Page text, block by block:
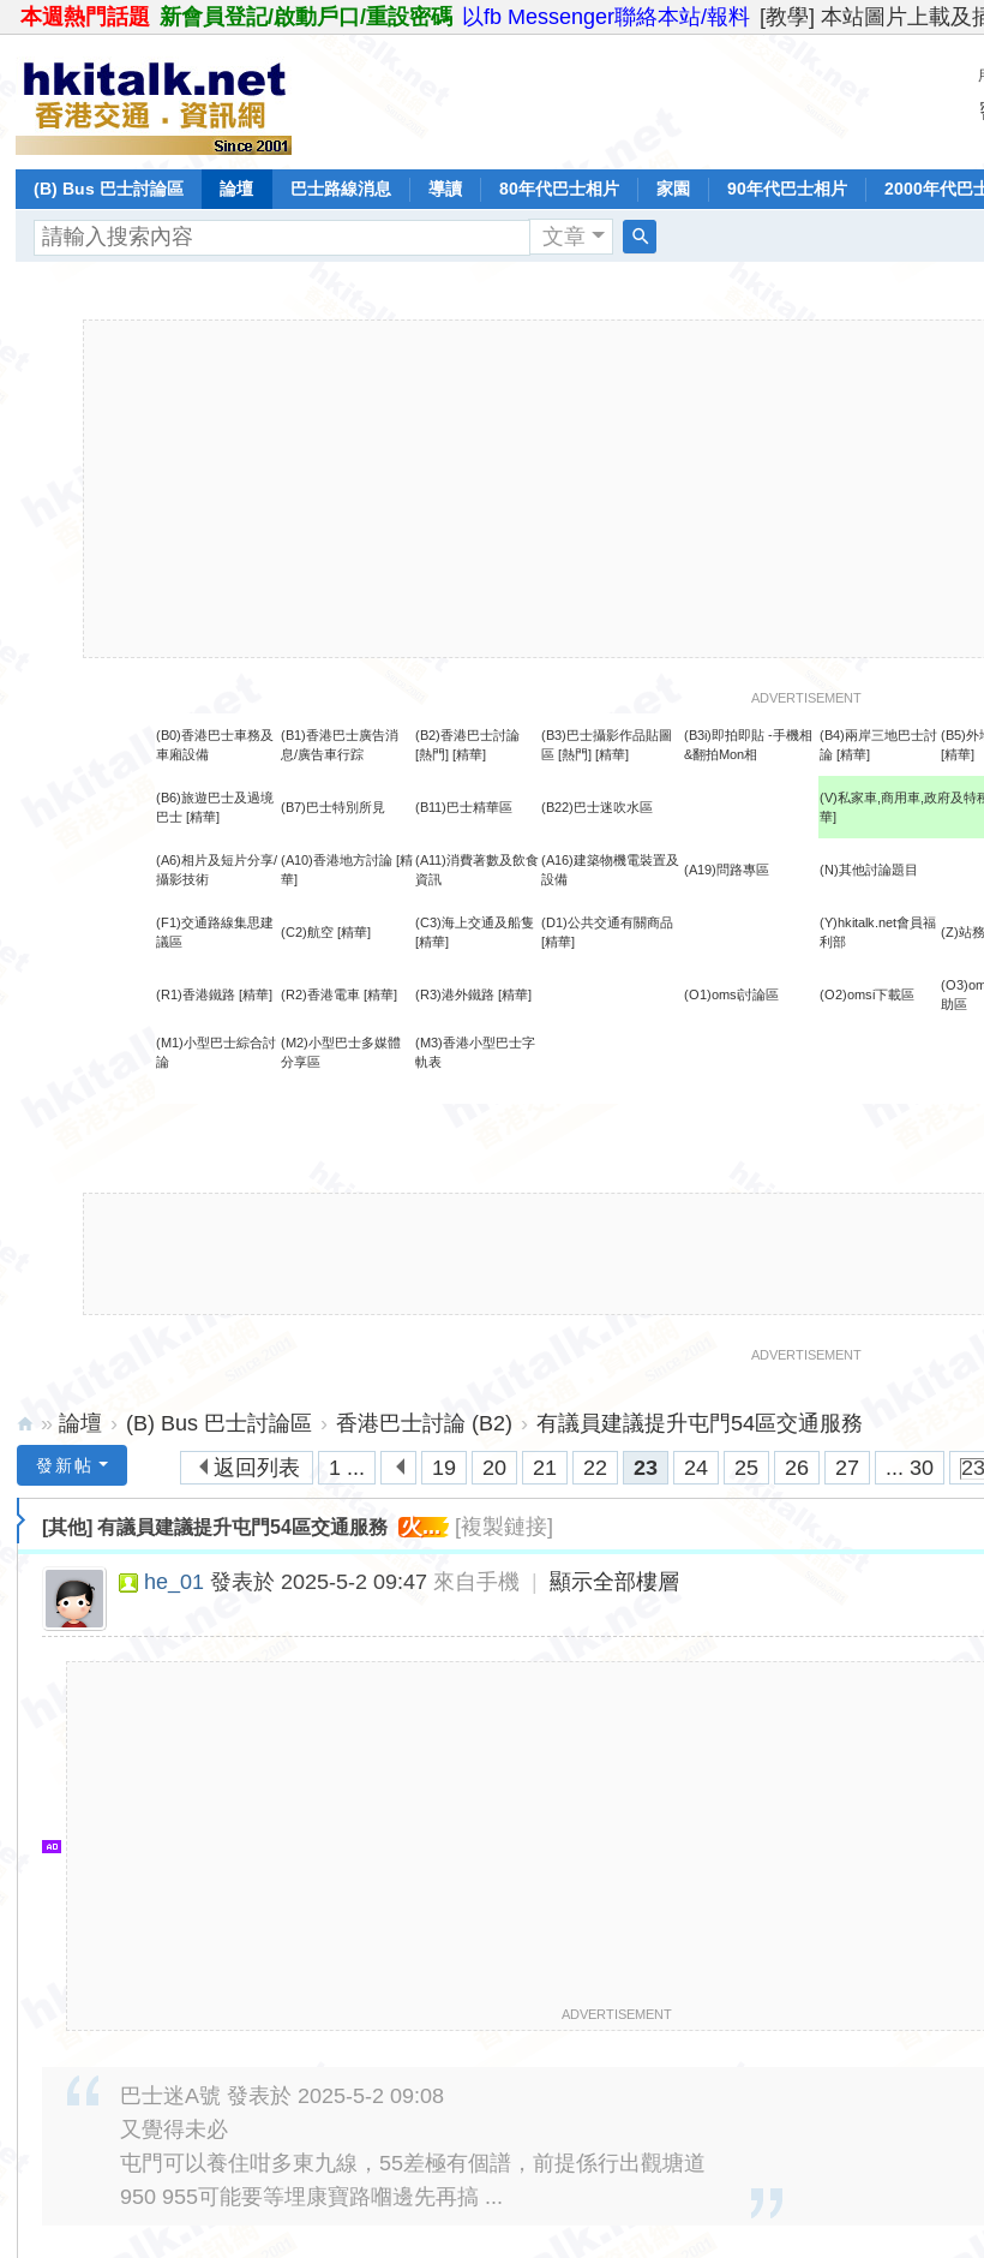
本週熱門話題 新會員登記/啟動戶口/重設密碼 以fb Messenger聯絡本站/報料 [教學] 本站圖片上載及
(B) Bus 巴士討論區 論壇 巴士路線消息 導讀 80年代巴士相片 家園 90年代巴士相片 2000年代巴
文章
ADVERTISEMENT
(B0)香港巴士車務及
車廂設備
(B1)香港巴士廣告消
息/廣告車行踪
(B2)香港巴士討論
[熱門] [精華]
(B3)巴士攝影作品貼圖
區 [熱門] [精華]
(B3i)即拍即貼 -手機相
&翻拍Mon相
(B4)兩岸三地巴士討
論 [精華]
(B5)外
[精華]
(B6)旅遊巴士及過境
巴士 [精華]
(B7)巴士特別所見 (B11)巴士精華區 (B22)巴士迷吹水區
(V)私家車,商用車,政府及特
華]
(A6)相片及短片分享/
攝影技術
(A10)香港地方討論 [精
華]
(A11)消費著數及飲食
資訊
(A16)建築物機電裝置及
設備
(A19)問路專區 (N)其他討論題目
(F1)交通路線集思建
議區
(C2)航空 [精華]
(C3)海上交通及船隻
[精華]
(D1)公共交通有關商品
[精華]
(Y)hkitalk.net會員福
利部
(Z)站
(R1)香港鐵路 [精華] (R2)香港電車 [精華] (R3)港外鐵路 [精華] (O1)omsi討論區 (O2)omsi下載區
助區
(M1)小型巴士綜合討
論
(M2)小型巴士多媒體
分享區
(M3)香港小型巴士字
軌表
ADVERTISEMENT
lk.
» 論壇 › (B) Bus 巴士討論區 › 香港巴士討論 (B2) › 有議員建議提升屯門54區交通服務
1 ...
19 20 21 22 23 24 25 26 27 ... 30
返回列表
發新帖
[其他]有議員建議提升屯門54區交通服務 火... [複製鏈接]
he_01 發表於 2025-5-2 09:47 來自手機 顯示全部樓層
ADVERTISEMENT
巴士迷A號 發表於 2025-5-2 09:08
又覺得未必
屯門可以養住咁多東九線，55差極有個譜，前提係行出觀塘道
950 955可能要等埋康寶路嗰邊先再搞 ...